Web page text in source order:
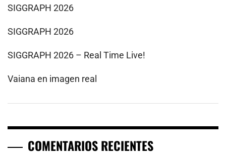
SIGGRAPH 2026
SIGGRAPH 2026
SIGGRAPH 2026 – Real Time Live!
Vaiana en imagen real
COMENTARIOS RECIENTES